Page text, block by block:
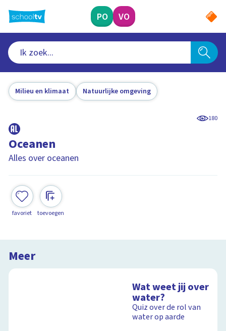
naar
hoofdinhoud
PO VO
Milieu en klimaat Natuurlijke omgeving
180
Oceanen
Alles over oceanen
favoriet toevoegen
Meer
Wat weet jij over
water?
Quiz over de rol van
water op aarde